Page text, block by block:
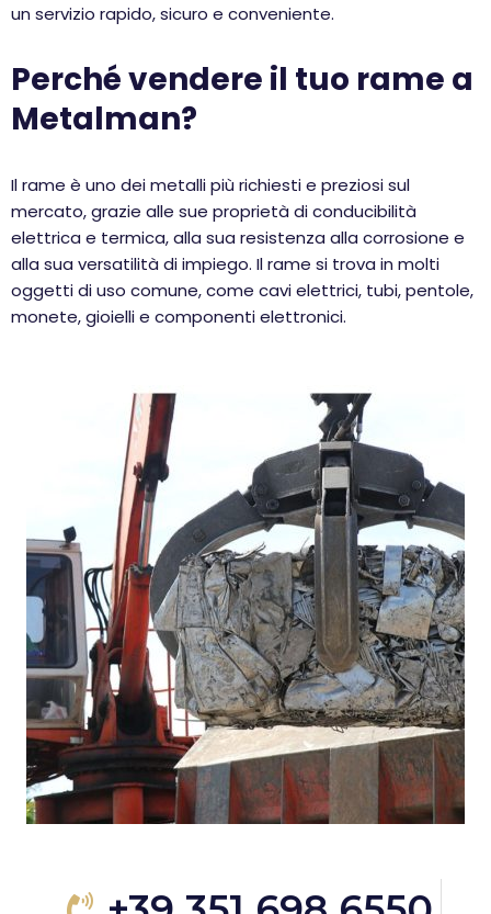
un servizio rapido, sicuro e conveniente.
Perché vendere il tuo rame a
Metalman?
Il rame è uno dei metalli più richiesti e preziosi sul
mercato, grazie alle sue proprietà di conducibilità
elettrica e termica, alla sua resistenza alla corrosione e
alla sua versatilità di impiego. Il rame si trova in molti
oggetti di uso comune, come cavi elettrici, tubi, pentole,
monete, gioielli e componenti elettronici.